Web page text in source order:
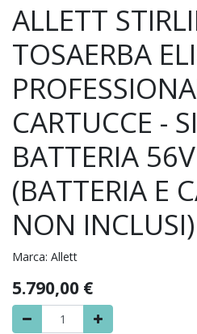
ALLETT
TOSAERBA
CARTUCCE -
BATTERIA
(BATTERIA E
NON INCLUSI)
Marca: Allett
5.790,00 €